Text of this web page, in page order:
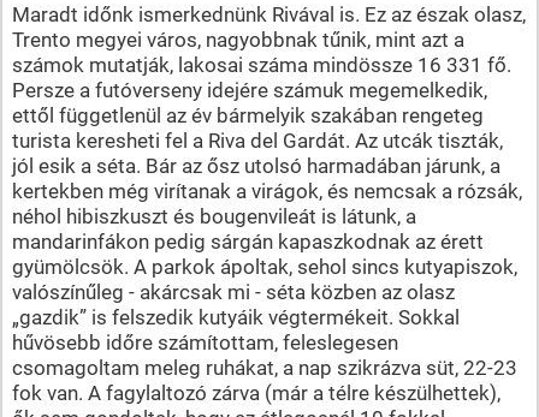
Maradt időnk ismerkednünk Rivával is. Ez az észak olasz,
Trento megyei város, nagyobbnak tűnik, mint azt a
számok mutatják, lakosai száma mindössze 16 331 fő.
Persze a futóverseny idejére számuk megemelkedik,
ettől függetlenül az év bármelyik szakában rengeteg
turista keresheti fel a Riva del Gardát. Az utcák tiszták,
jól esik a séta. Bár az ősz utolsó harmadában járunk, a
kertekben még virítanak a virágok, és nemcsak a rózsák,
néhol hibiszkuszt és bougenvileát is látunk, a
mandarinfákon pedig sárgán kapaszkodnak az érett
gyümölcsök. A parkok ápoltak, sehol sincs kutyapiszok,
valószínűleg - akárcsak mi - séta közben az olasz
„gazdik” is felszedik kutyáik végtermékeit. Sokkal
hűvösebb időre számítottam, feleslegesen
csomagoltam meleg ruhákat, a nap szikrázva süt, 22-23
fok van. A fagylaltozó zárva (már a télre készülhettek),